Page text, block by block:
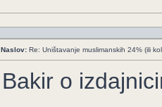
Naslov: Re: Uništavanje muslimanskih 24% (ili
Bakir o